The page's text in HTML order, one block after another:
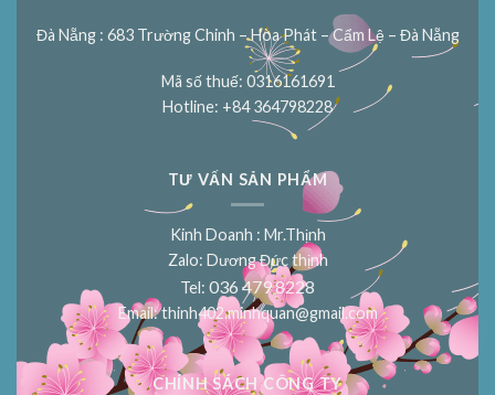
Đà Nẵng : 683 Trường Chinh – Hòa Phát – Cẩm Lệ – Đà Nẵng
Mã số thuế: 0316161691
Hotline: +84 364798228
TƯ VẤN SẢN PHẨM
Kinh Doanh : Mr.Thịnh
Zalo: Dương Đức thịnh
Tel: 036 479 8228
Email:thinh402.minhquan@gmail.com
CHÍNH SÁCH CÔNG TY